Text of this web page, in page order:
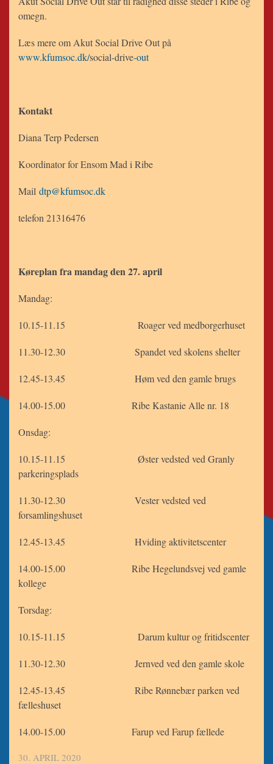
omegn.
Læs mere om AkutSocial DriveOut på
www.kfumsoc.dk/social-drive-out
Kontakt
Diana Terp Pedersen
Koordinator for Ensom Mad i Ribe
Mail dtp@kfumsoc.dk
telefon 21316476
Køreplan fra mandag den 27. april
Mandag:
10.15-11.15 Roager ved medborgerhuset
11.30-12.30 Spandet ved skolens shelter
12.45-13.45 Høm ved den gamle brugs
14.00-15.00 Ribe Kastanie Alle nr. 18
Onsdag:
10.15-11.15 Øster vedsted ved Granly
parkeringsplads
11.30-12.30 Vester vedsted ved
forsamlingshuset
12.45-13.45 Hviding aktivitetscenter
14.00-15.00 Ribe Hegelundsvej ved gamle
kollege
Torsdag:
10.15-11.15 Darum kultur og fritidscenter
11.30-12.30 Jernved ved den gamle skole
12.45-13.45 Ribe Rønnebær parken ved
fælleshuset
14.00-15.00 Farup ved Farup fællede
30. APRIL 2020